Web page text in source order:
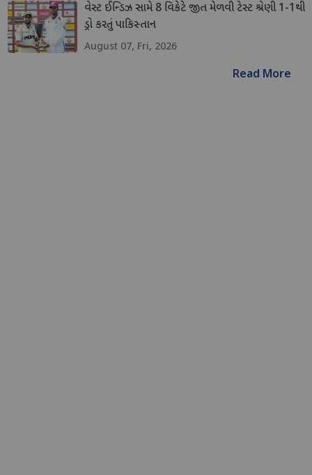
વેસ્ટ ઈન્ડિઝ સામે 8 વિકેટે જીત મેળવી ટેસ્ટ શ્રેણી 1-1થી
ડ્રો કરતું પાકિસ્તાન
August 07, Fri, 2026
Read More